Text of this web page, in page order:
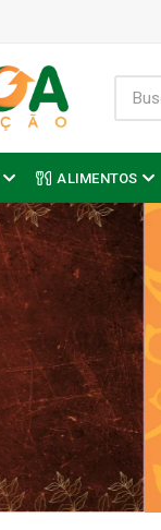
ALIMENTOS